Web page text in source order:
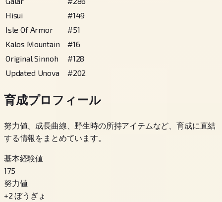
Hisui
#149
Isle Of Armor
#51
Kalos Mountain
#16
Original Sinnoh
#128
Updated Unova
#202
育成プロフィール
努力値、成長曲線、野生時の所持アイテムなど、育成に直結
する情報をまとめています。
基本経験値
175
努力値
+2 ぼうぎょ